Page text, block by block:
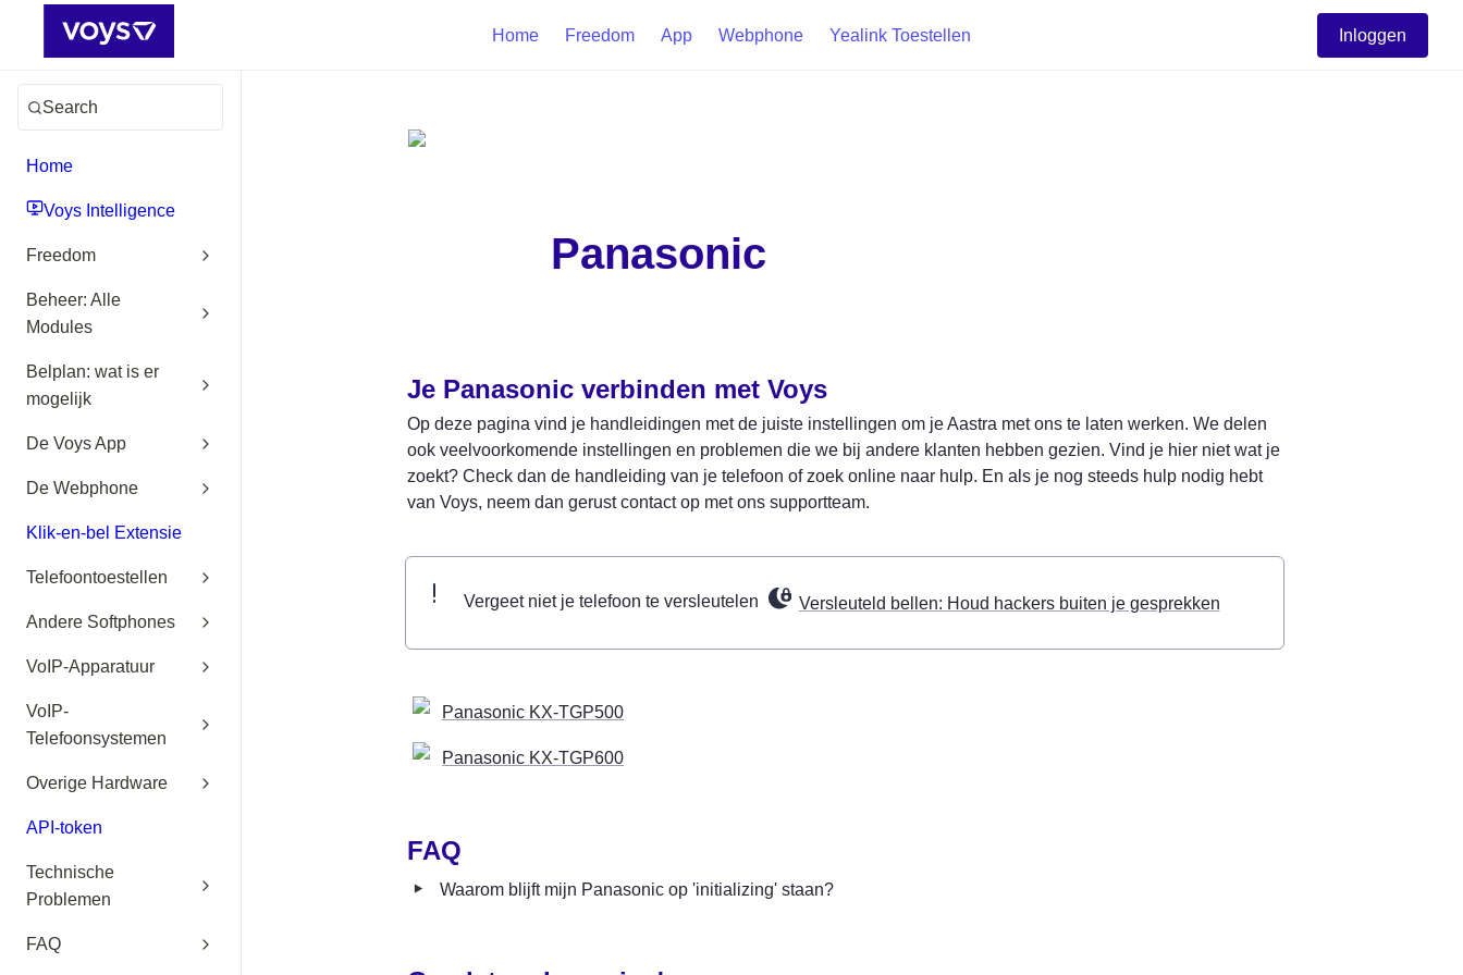
Home Freedom App Webphone Yealink Toestellen Inloggen
Search
Home
Voys Intelligence
Freedom
Beheer: Alle
Modules
Belplan: wat is er
mogelijk
De Voys App
De Webphone
Klik-en-bel Extensie
Telefoontoestellen
Andere Softphones
VoIP-Apparatuur
VoIP-
Telefoonsystemen
Overige Hardware
API-token
Technische
Problemen
FAQ
Panasonic
Je Panasonic verbinden met Voys
Op deze pagina vind je handleidingen met de juiste instellingen om je Aastra met ons te laten werken. We delen
ook veelvoorkomende instellingen en problemen die we bij andere klanten hebben gezien. Vind je hier niet wat je
zoekt? Check dan de handleiding van je telefoon of zoek online naar hulp. En als je nog steeds hulp nodig hebt
van Voys, neem dan gerust contact op met ons supportteam.
Vergeet niet je telefoon te versleutelen Versleuteld bellen: Houd hackers buiten je gesprekken
Panasonic KX-TGP500
Panasonic KX-TGP600
FAQ
‣ Waarom blijft mijn Panasonic op 'initializing' staan?